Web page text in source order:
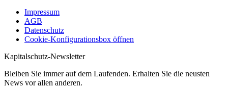
Impressum
AGB
Datenschutz
Cookie-Konfigurationsbox öffnen
Kapitalschutz-Newsletter
Bleiben Sie immer auf dem Laufenden. Erhalten Sie die neusten
News vor allen anderen.